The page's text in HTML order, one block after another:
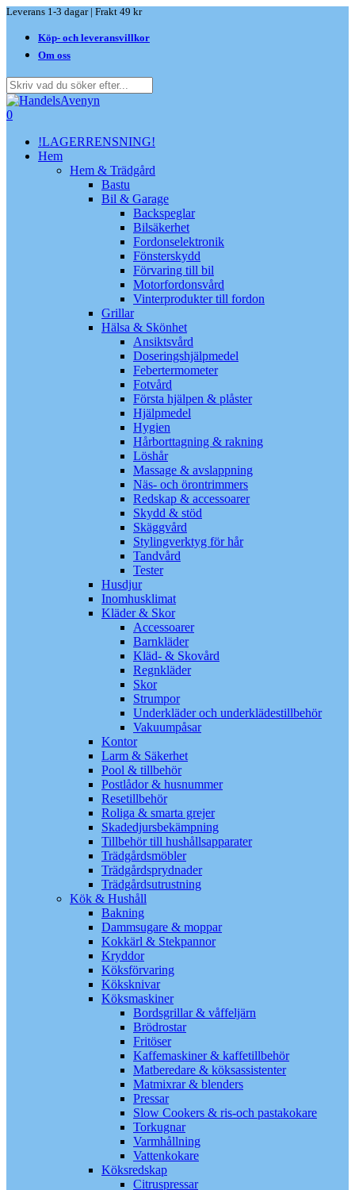
Skip
main
content
Leverans 1-3 dagar | Frakt 49 kr
Köp- och leveransvillkor
Om oss
Close
Search
search
0
!LAGERRENSNING!
Hem
Hem & Trädgård
Bastu
Bil & Garage
Backspeglar
Bilsäkerhet
Fordonselektronik
Fönsterskydd
Förvaring till bil
Motorfordonsvård
Vinterprodukter till fordon
Grillar
Hälsa & Skönhet
Ansiktsvård
Doseringshjälpmedel
Febertermometer
Fotvård
Första hjälpen & plåster
Hjälpmedel
Hygien
Hårborttagning & rakning
Löshår
Massage & avslappning
Näs- och örontrimmers
Redskap & accessoarer
Skydd & stöd
Skäggvård
Stylingverktyg för hår
Tandvård
Tester
Husdjur
Inomhusklimat
Kläder & Skor
Accessoarer
Barnkläder
Kläd- & Skovård
Regnkläder
Skor
Strumpor
Underkläder och underklädestillbehör
Vakuumpåsar
Kontor
Larm & Säkerhet
Pool & tillbehör
Postlådor & husnummer
Resetillbehör
Roliga & smarta grejer
Skadedjursbekämpning
Tillbehör till hushållsapparater
Trädgårdsmöbler
Trädgårdsprydnader
Trädgårdsutrustning
Kök & Hushåll
Bakning
Dammsugare & moppar
Kokkärl & Stekpannor
Kryddor
Köksförvaring
Köksknivar
Köksmaskiner
Bordsgrillar & våffeljärn
Brödrostar
Fritöser
Kaffemaskiner & kaffetillbehör
Matberedare & köksassistenter
Matmixrar & blenders
Pressar
Slow Cookers & ris-och pastakokare
Torkugnar
Varmhållning
Vattenkokare
Köksredskap
Citruspressar